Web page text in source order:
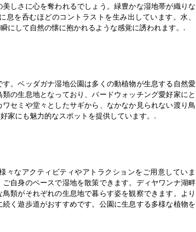
しさに心を奪われるでしょう。緑豊かな湿地帯が織りな
を呑むほどのコントラストを生み出しています。水、
にして自然の懐に抱かれるような感覚に誘われます。.
。ベッダガナ湿地公園は多くの動植物が生息する自然愛
の生息地となっており、バードウォッチング愛好家にと
セミや堂々としたサギから、なかなか見られない渡り鳥
家にも魅力的なスポットを提供しています。.
なアクティビティやアトラクションをご用意していま
自身のペースで湿地を散策できます。ディヤワンナ湖畔
類がそれぞれの生息地で暮らす姿を観察できます。より
く遊歩道がおすすめです。公園に生息する多様な植物を